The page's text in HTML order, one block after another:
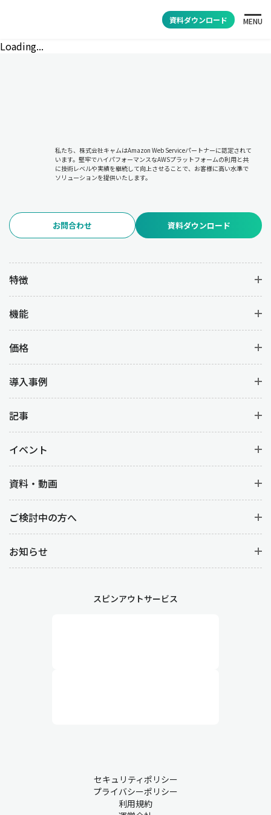
資料ダウンロード MENU
Loading...
私たち、株式会社キャムはAmazon Web Serviceパートナーに認定されて
います。堅牢でハイパフォーマンスなAWSプラットフォームの利用と共
に技術レベルや実績を継続して向上させることで、お客様に高い水準で
ソリューションを提供いたします。
お問合わせ 資料ダウンロード
特徴
機能
価格
導入事例
記事
イベント
資料・動画
ご検討中の方へ
お知らせ
スピンアウトサービス
セキュリティポリシー
プライバシーポリシー
利用規約